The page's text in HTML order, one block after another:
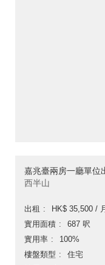
嘉兆臺兩房一廳單位
西半山
出租
HK$ 35,500 /
實用面積
687 呎
實用率
100%
樓盤類型
住宅